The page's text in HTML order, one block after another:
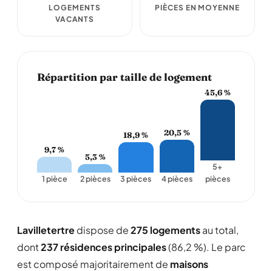
LOGEMENTS
VACANTS
PIÈCES EN MOYENNE
Répartition par taille de logement
9,7 %
1 pièce
5,3 %
2 pièces
18,9 %
3 pièces
20,5 %
4 pièces
45,6 %
5+
pièces
Lavilletertredispose de275 logementsau total,
dont237 résidences principales(86,2 %). Le parc
est composé majoritairement de maisons